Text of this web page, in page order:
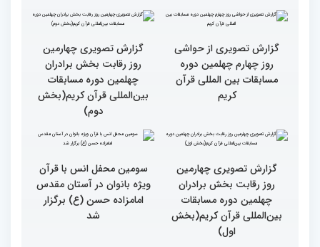
گزارش تصویری از حواشی
روز چهارم چهلمین دوره
مسابقات بین المللی قرآن
کریم
گزارش تصویری چهارمین
روز رقابت بخش برادران
چهلمین دوره مسابقات
بین‌المللی قرآن کریم(بخش
دوم)
گزارش تصویری چهارمین
روز رقابت بخش برادران
سومین محفل انس با قرآن